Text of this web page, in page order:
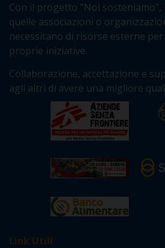
Con il progetto "Noi sosteniamo",
quelle associazioni o
necessitano di risorse esterne
proprie iniziative.
Collaborazione, accettazione e
agli altri di avere una migliore
Link Utili